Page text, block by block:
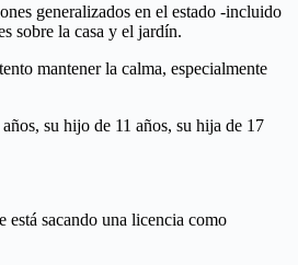
generalizados en el estado -incluido
sobre la casa y el jardín.
mantener la calma, especialmente
su hijo de 11 años, su hija de 17
está sacando una licencia como